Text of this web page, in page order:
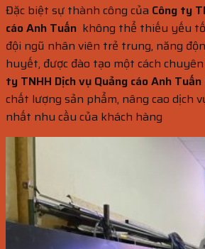
Đặc biệt sự thành công của Công ty
cáo Anh Tuấn không thể thiếu yếu
đội ngũ nhân viên trẻ trung, năng
huyết, được đào tạo một cách
ty TNHH Dịch vụ Quảng cáo Anh Tuấn
chất lượng sản phẩm, nâng cao dịch
nhất nhu cầu của khách hàng